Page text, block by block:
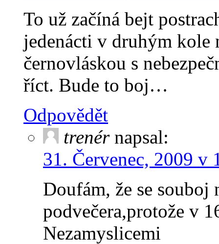
To už začíná bejt
jedenácti v druhým kole
černovláskou s
říct. Bude to boj…
Odpovědět
trenér napsal:
31. Červenec, 2009 v
Doufám, že se souboj
podvečera,protože v
Nezamyslicemi